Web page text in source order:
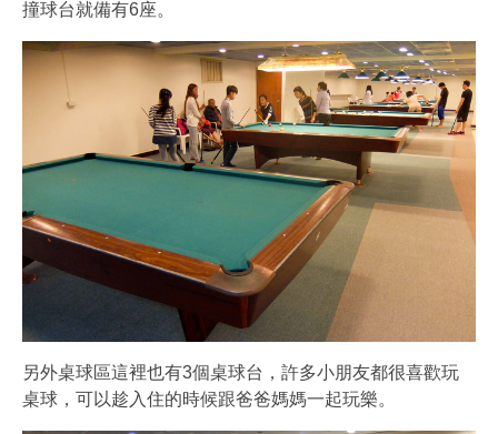
撞球台就備有6座。
另外桌球區這裡也有3個桌球台，許多小朋友都很喜歡玩
桌球，可以趁入住的時候跟爸爸媽媽一起玩樂。